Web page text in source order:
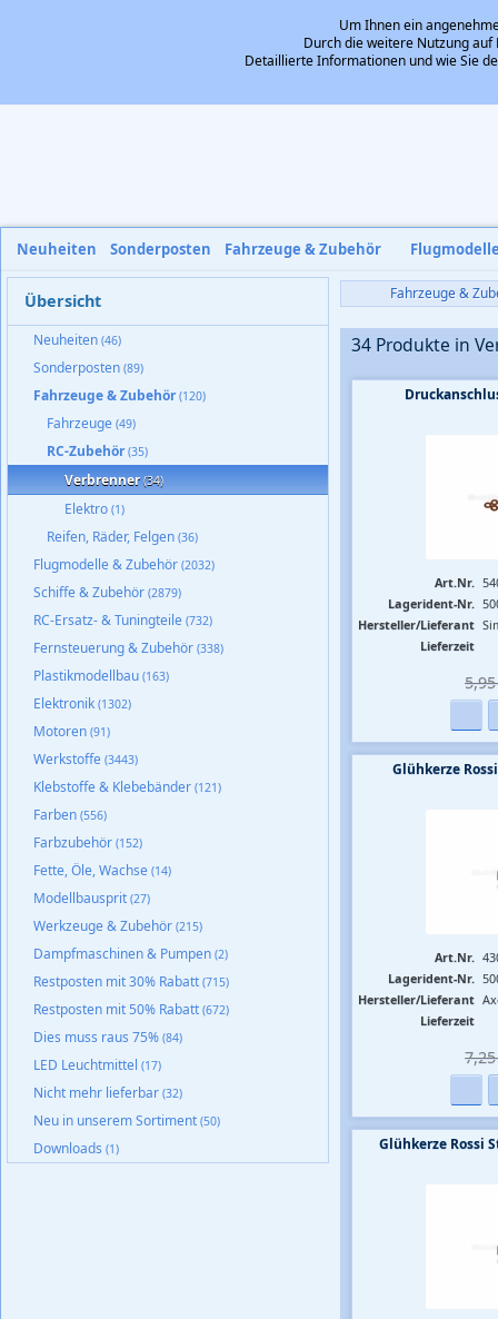
Neuheiten Sonderposten Fahrzeuge & Zubehör
Übersicht
Neuheiten (46)
Sonderposten (89)
Fahrzeuge & Zubehör(120)
Fahrzeuge (49)
RC-Zubehör(35)
Verbrenner(34)
Elektro (1)
Reifen, Räder, Felgen (36)
Flugmodelle & Zubehör (2032)
Schiffe & Zubehör (2879)
RC-Ersatz- & Tuningteile (732)
Fernsteuerung & Zubehör (338)
Plastikmodellbau (163)
Elektronik (1302)
Motoren (91)
Werkstoffe (3443)
Klebstoffe & Klebebänder (121)
Farben (556)
Farbzubehör (152)
Fette, Öle, Wachse (14)
Modellbausprit (27)
Werkzeuge & Zubehör (215)
Dampfmaschinen & Pumpen (2)
Restposten mit 30% Rabatt (715)
Restposten mit 50% Rabatt (672)
Dies muss raus 75% (84)
LED Leuchtmittel (17)
Nicht mehr lieferbar (32)
Neu in unserem Sortiment (50)
Downloads (1)
Um Ihnen ein
Durch die weitere Nutzung
Detaillierte Informationen und wie Sie
Fahrzeuge &
34 Produkte in
Art.Nr.
Lagerident-Nr.
Hersteller/Lieferant
Lieferzeit
5,95
Glühkerze
Art.Nr.
Lagerident-Nr.
Hersteller/Lieferant
Lieferzeit
7,25
Glühkerze Rossi